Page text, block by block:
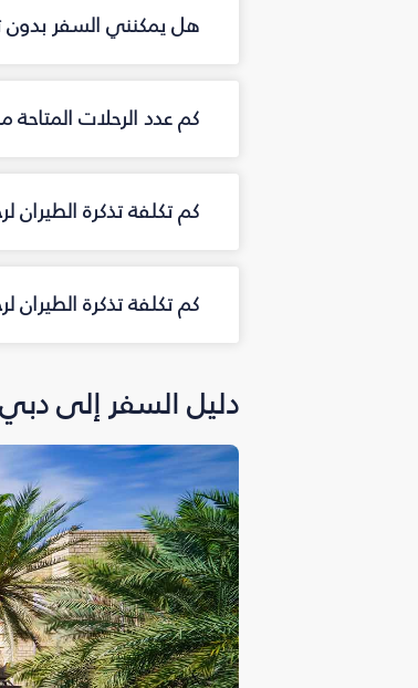
هل يمكنني السفر
كم عدد الرحلات
كم تكلفة تذكرة الطيران
كم تكلفة تذكرة الطيران
دليل السفر إلى دبي